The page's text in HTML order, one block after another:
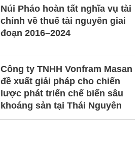
Núi Pháo hoàn tất nghĩa vụ tài
chính về thuế tài nguyên giai
đoạn 2016–2024
Công ty TNHH Vonfram Masan
đề xuất giải pháp cho chiến
lược phát triển chế biến sâu
khoáng sản tại Thái Nguyên